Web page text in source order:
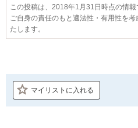
この投稿は、2018年1月31日時点の情報
ご自身の責任のもと適法性・有用性を
たします。
マイリストに入れる